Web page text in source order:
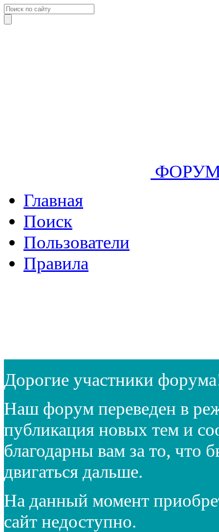
Главная
Поиск
Пользователи
Правила
Дорогие участники
Наш форум переведен в
публикация новых тем и
благодарны вам за то, что
двигаться дальше.
На данный момент
сайт недоступно.